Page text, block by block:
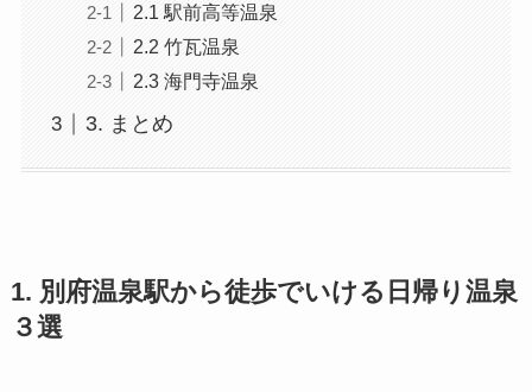
2.1 駅前高等温泉
2.2 竹瓦温泉
2.3 海門寺温泉
3. まとめ
1. 別府温泉駅から徒歩でいける日帰り温泉
３選